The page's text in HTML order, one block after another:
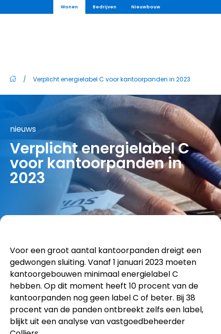
Wonen Bedrijven Nieuwbouw
/ Verplicht energielabel C voor kantoorpanden in 2023
nieuws
Verplicht energielabel C
voor kantoorpanden in
2023
Voor een groot aantal kantoorpanden dreigt een
gedwongen sluiting. Vanaf 1 januari 2023 moeten
kantoorgebouwen minimaal energielabel C
hebben. Op dit moment heeft 10 procent van de
kantoorpanden nog geen label C of beter. Bij 38
procent van de panden ontbreekt zelfs een label,
blijkt uit een analyse van vastgoedbeheerder